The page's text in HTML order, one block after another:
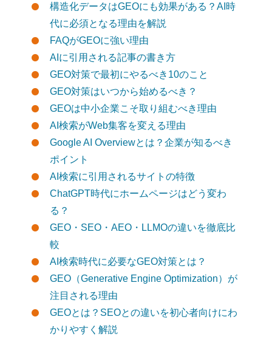
構造化データはGEOにも効果がある？AI時
代に必須となる理由を解説
FAQがGEOに強い理由
AIに引用される記事の書き方
GEO対策で最初にやるべき10のこと
GEO対策はいつから始めるべき？
GEOは中小企業こそ取り組むべき理由
AI検索がWeb集客を変える理由
Google AI Overviewとは？企業が知るべき
ポイント
AI検索に引用されるサイトの特徴
ChatGPT時代にホームページはどう変わ
る？
GEO・SEO・AEO・LLMOの違いを徹底比
較
AI検索時代に必要なGEO対策とは？
GEO（Generative Engine Optimization）が
注目される理由
GEOとは？SEOとの違いを初心者向けにわ
かりやすく解説